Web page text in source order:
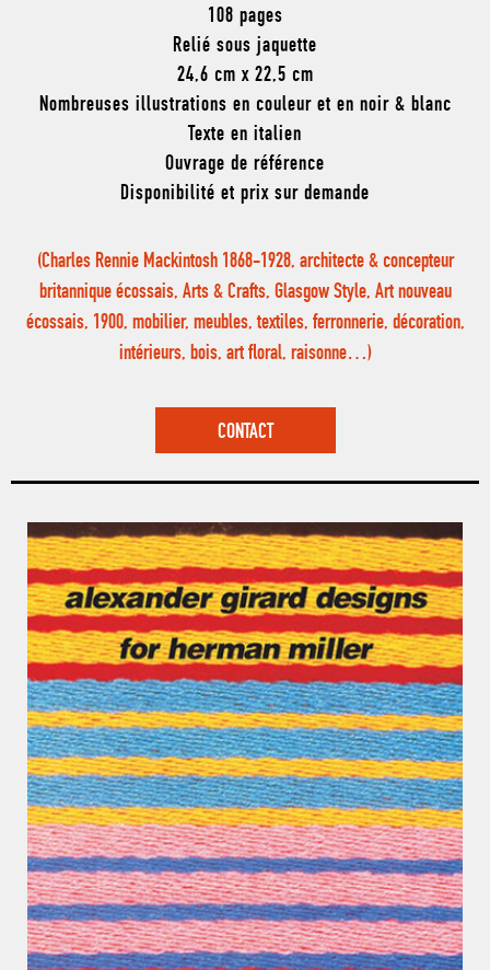
108 pages
Relié sous jaquette
24,6 cm x 22,5 cm
Nombreuses illustrations en couleur et en noir & blanc
Texte en italien
Ouvrage de référence
Disponibilité et prix sur demande
(Charles Rennie Mackintosh 1868-1928, architecte & concepteur
britannique écossais, Arts & Crafts, Glasgow Style, Art nouveau
écossais, 1900, mobilier, meubles, textiles, ferronnerie, décoration,
intérieurs, bois, art floral, raisonne…)
CONTACT